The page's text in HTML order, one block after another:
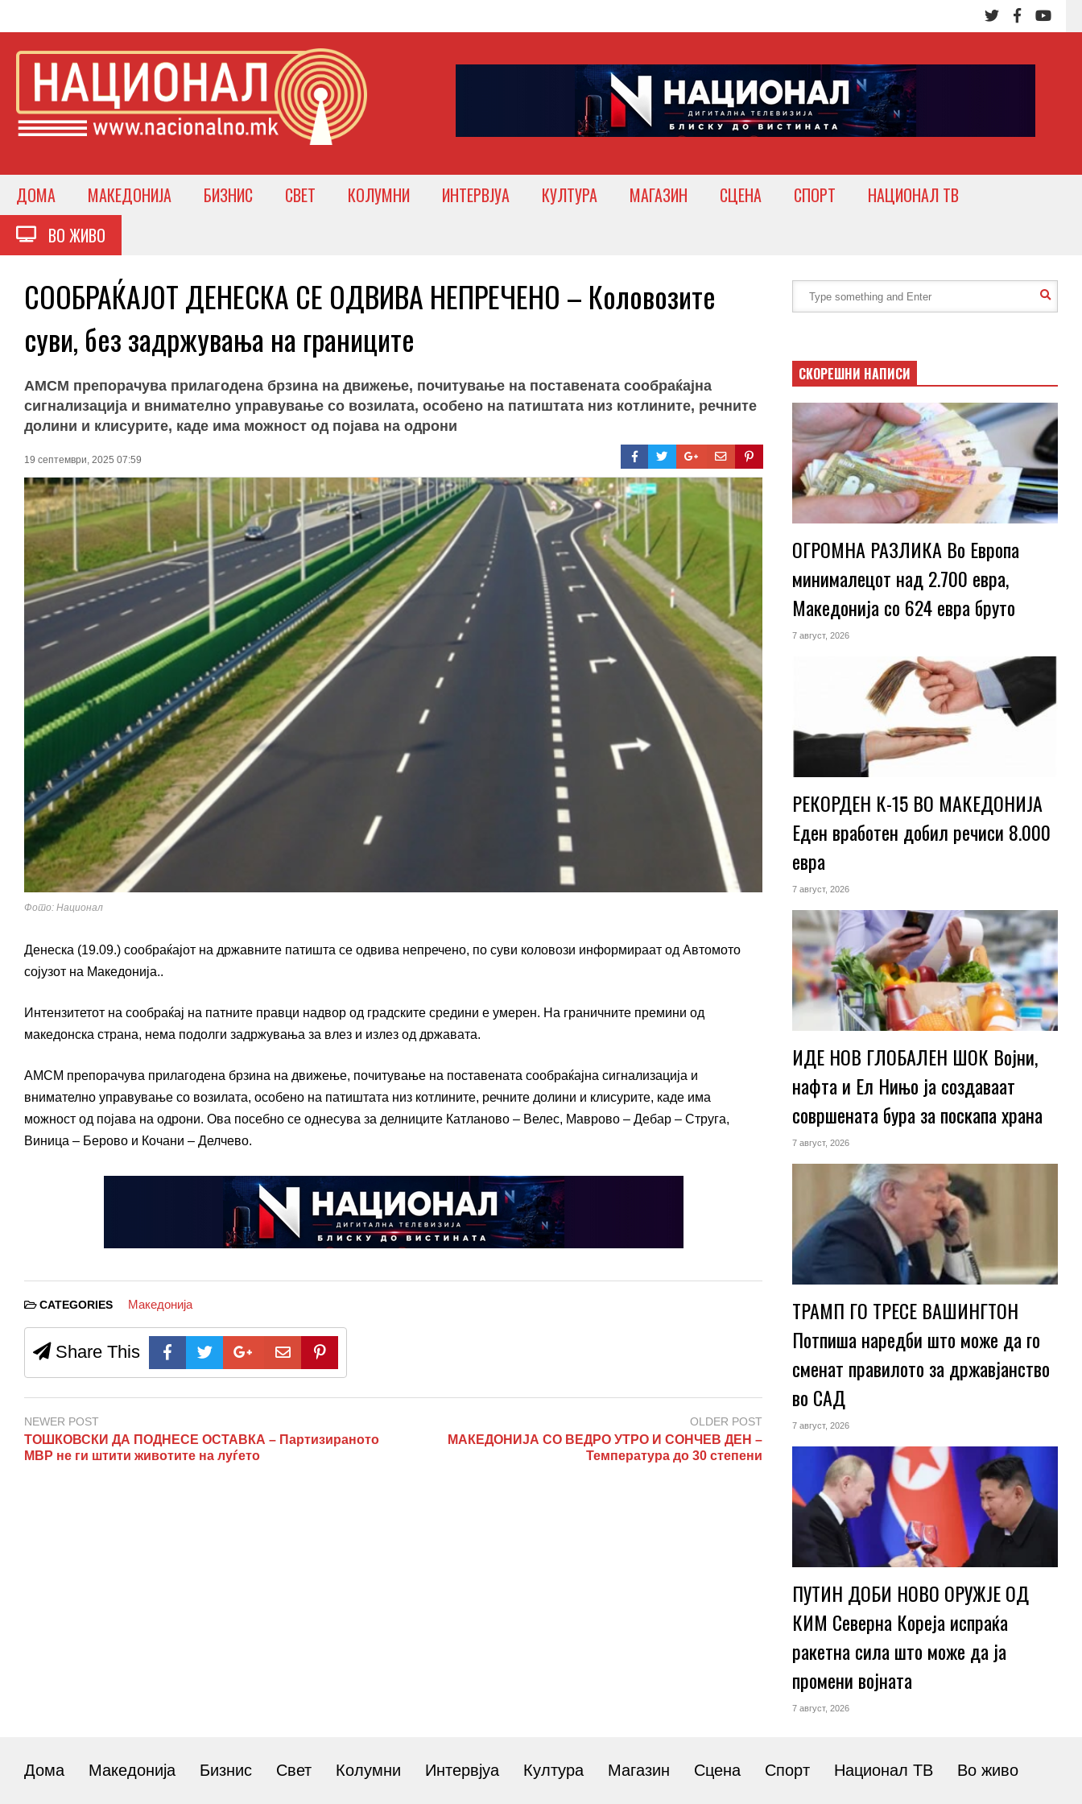
ДОМА МАКЕДОНИЈА БИЗНИС СВЕТ КОЛУМНИ ИНТЕРВЈУА КУЛТУРА МАГАЗИН СЦЕНА СПОРТ
НАЦИОНАЛ ТВ
ВО ЖИВО
СООБРАЌАЈОТ ДЕНЕСКА СЕ ОДВИВА НЕПРЕЧЕНО – Коловозите
суви, без задржувања на границите
АМСМ препорачува прилагодена брзина на движење, почитување на поставената сообраќајна
сигнализација и внимателно управување со возилата, особено на патиштата низ котлините, речните
долини и клисурите, каде има можност од појава на одрони
19 септември, 2025 07:59
Фото: Национал
Денеска (19.09.) сообраќајот на државните патишта се одвива непречено, по суви коловози информираат од Автомото
сојузот на Македонија..
Интензитетот на сообраќај на патните правци надвор од градските средини е умерен. На граничните премини од
македонска страна, нема подолги задржувања за влез и излез од државата.
АМСМ препорачува прилагодена брзина на движење, почитување на поставената сообраќајна сигнализација и
внимателно управување со возилата, особено на патиштата низ котлините, речните долини и клисурите, каде има
можност од појава на одрони. Ова посебно се однесува за делниците Катланово – Велес, Маврово – Дебар – Струга,
Виница – Берово и Кочани – Делчево.
CATEGORIES Македонија
Share This
NEWER POST
ТОШКОВСКИ ДА ПОДНЕСЕ ОСТАВКА – Партизираното
МВР не ги штити животите на луѓето
OLDER POST
МАКЕДОНИЈА СО ВЕДРО УТРО И СОНЧЕВ ДЕН –
Температура до 30 степени
СКОРЕШНИ НАПИСИ
ОГРОМНА РАЗЛИКА Во Европа
минималецот над 2.700 евра,
Македонија со 624 евра бруто
7 август, 2026
РЕКОРДЕН К-15 ВО МАКЕДОНИЈА
Еден вработен добил речиси 8.000
евра
7 август, 2026
ИДЕ НОВ ГЛОБАЛЕН ШОК Војни,
нафта и Ел Нињо ја создаваат
совршената бура за поскапа храна
7 август, 2026
ТРАМП ГО ТРЕСЕ ВАШИНГТОН
Потпиша наредби што може да го
сменат правилото за државјанство
во САД
7 август, 2026
ПУТИН ДОБИ НОВО ОРУЖЈЕ ОД
КИМ Северна Кореја испраќа
ракетна сила што може да ја
промени војната
7 август, 2026
Дома Македонија Бизнис Свет Колумни Интервјуа Култура Магазин Сцена Спорт Национал ТВ Во живо